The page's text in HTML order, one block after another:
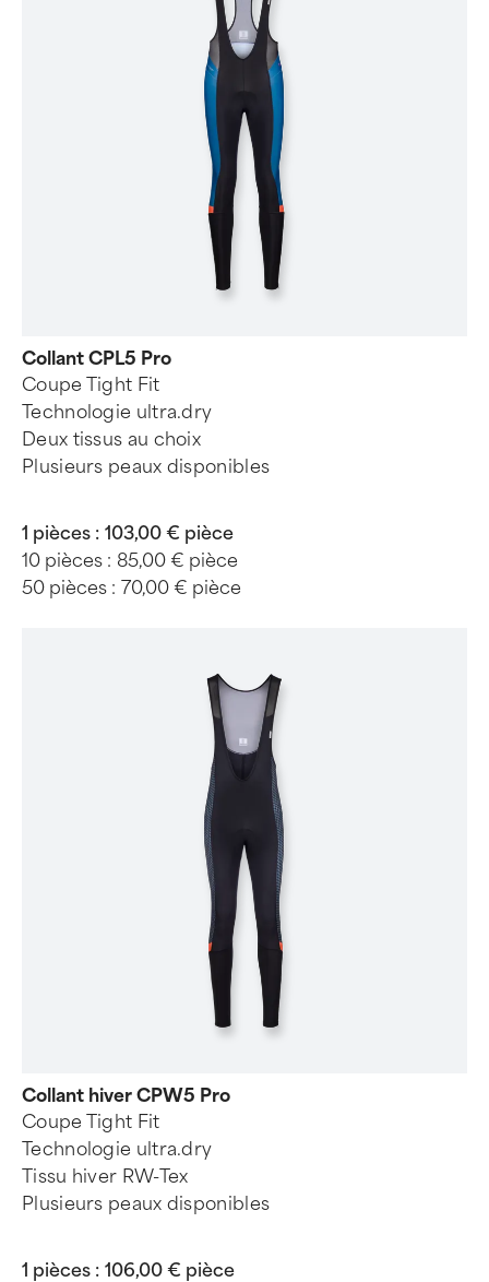
Collant CPL5 Pro
Coupe Tight Fit
Technologie ultra.dry
Deux tissus au choix
Plusieurs peaux disponibles
1 pièces : 103,00 € pièce
10 pièces : 85,00 € pièce
50 pièces : 70,00 € pièce
Collant hiver CPW5 Pro
Coupe Tight Fit
Technologie ultra.dry
Tissu hiver RW-Tex
Plusieurs peaux disponibles
1 pièces : 106,00 € pièce